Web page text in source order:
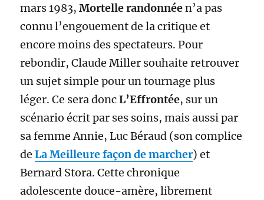
mars 1983,Mortelle randonnéen’a pas
connu l’engouement de la critique et
encore moins des spectateurs. Pour
rebondir, Claude Miller souhaite retrouver
un sujet simple pour un tournage plus
léger. Ce sera doncL’Effrontée, sur un
scénario écrit par ses soins, mais aussi par
sa femme Annie, Luc Béraud (son complice
deLa Meilleure façon de marcher) et
Bernard Stora. Cette chronique
adolescente douce-amère, librement